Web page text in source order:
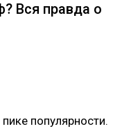
Вся правда о
популярности.